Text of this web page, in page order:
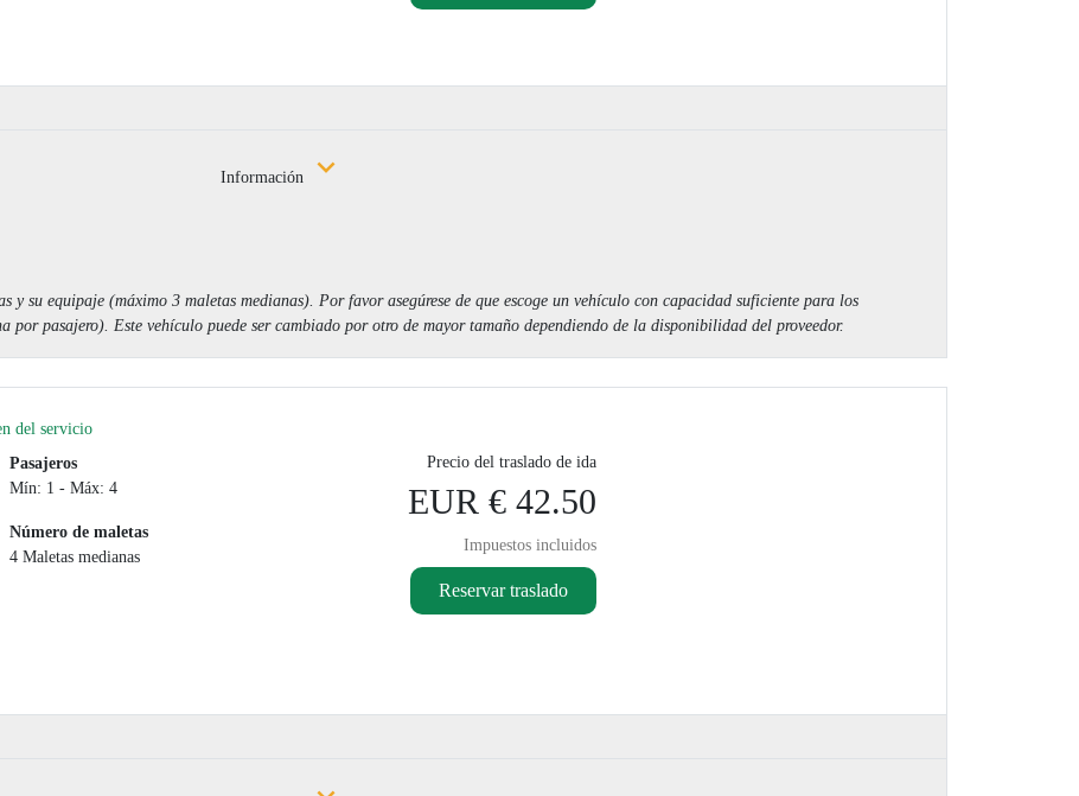
Información
y su equipaje (máximo 3 maletas medianas). Por favor asegúrese de que escoge un vehículo con capacidad suficiente para los
por pasajero). Este vehículo puede ser cambiado por otro de mayor tamaño dependiendo de la disponibilidad del proveedor.
del servicio
Pasajeros
Mín: 1 - Máx: 4
Número de maletas
4 Maletas medianas
Precio del traslado de ida
EUR € 42.50
Impuestos incluidos
Reservar traslado